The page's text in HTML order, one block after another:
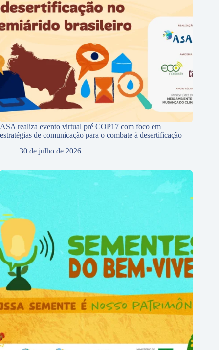
ASA realiza evento virtual pré COP17 com foco em
estratégias de comunicação para o combate à desertificação
30 de julho de 2026